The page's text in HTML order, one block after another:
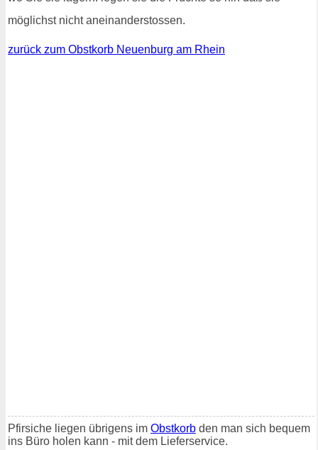
möglichst nicht aneinanderstossen.
zurück zum Obstkorb Neuenburg am Rhein
Pfirsiche liegen übrigens im Obstkorb den man sich bequem
ins Büro holen kann - mit dem Lieferservice.